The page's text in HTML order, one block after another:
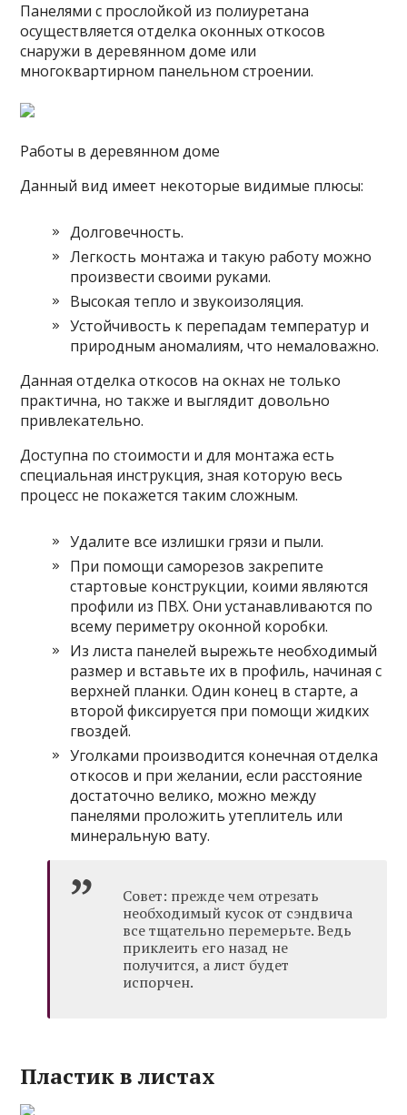
Панелями с прослойкой из полиуретана
осуществляется отделка оконных откосов
снаружи в деревянном доме или
многоквартирном панельном строении.
Работы в деревянном доме
Данный вид имеет некоторые видимые плюсы:
Долговечность.
Легкость монтажа и такую работу можно
произвести своими руками.
Высокая тепло и звукоизоляция.
Устойчивость к перепадам температур и
природным аномалиям, что немаловажно.
Данная отделка откосов на окнах не только
практична, но также и выглядит довольно
привлекательно.
Доступна по стоимости и для монтажа есть
специальная инструкция, зная которую весь
процесс не покажется таким сложным.
Удалите все излишки грязи и пыли.
При помощи саморезов закрепите
стартовые конструкции, коими являются
профили из ПВХ. Они устанавливаются по
всему периметру оконной коробки.
Из листа панелей вырежьте необходимый
размер и вставьте их в профиль, начиная с
верхней планки. Один конец в старте, а
второй фиксируется при помощи жидких
гвоздей.
Уголками производится конечная отделка
откосов и при желании, если расстояние
достаточно велико, можно между
панелями проложить утеплитель или
минеральную вату.
Совет: прежде чем отрезать
необходимый кусок от сэндвича
все тщательно перемерьте. Ведь
приклеить его назад не
получится, а лист будет
испорчен.
Пластик в листах